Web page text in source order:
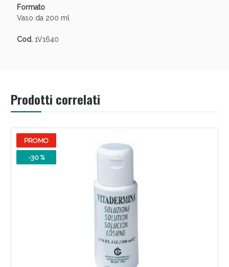
Formato
Vaso da 200 ml
Cod.1V1640
Prodotti correlati
PROMO
-30 %